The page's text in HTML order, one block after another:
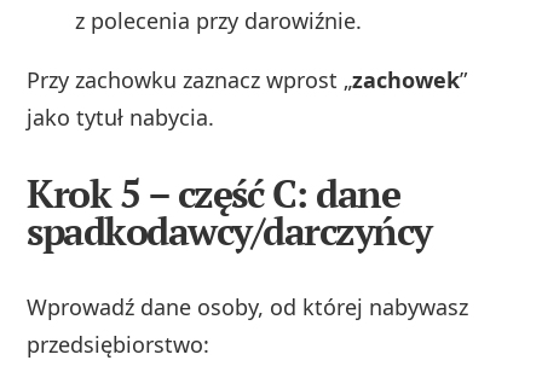
z polecenia przy darowiźnie.
Przy zachowku zaznacz wprost „zachowek”
jako tytuł nabycia.
Krok 5 – część C: dane
spadkodawcy/darczyńcy
Wprowadź dane osoby, od której nabywasz
przedsiębiorstwo: